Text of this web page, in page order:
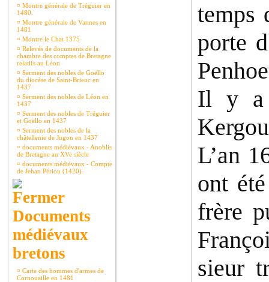
¤ Montre générale de Tréguier en
1480.
¤ Montre générale de Vannes en
1481
¤ Montre le Chat 1375
¤ Relevés de documents de la
chambre des comptes de Bretagne
relatifs au Léon
¤ Serment des nobles de Goëllo
du diocèse de Saint-Brieuc en
1437
¤ Serment des nobles de Léon en
1437
¤ Serment des nobles de Tréguier
et Goëllo en 1437
¤ Serment des nobles de la
châtellenie de Jugon en 1437
¤ documents médiévaux - Anoblis
de Bretagne au XVe siècle
¤ documents médiévaux - Compte
de Jehan Périou (1420).
Documents
médiévaux
bretons
¤ Carte des hommes d'armes de
Cornouaille en 1481
temps
porte
Il y a
L’an
ont
frère
sieur